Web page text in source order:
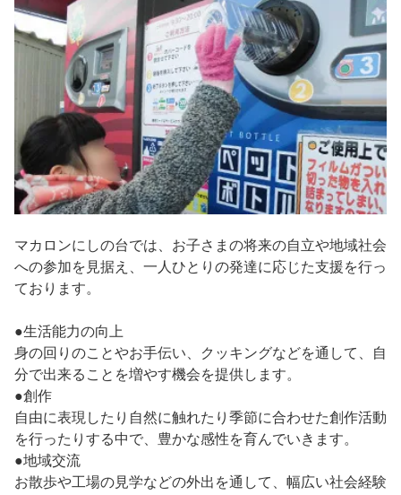
マカロンにしの台では、お子さまの将来の自立や地域社会
への参加を見据え、一人ひとりの発達に応じた支援を行っ
ております。
●生活能力の向上
身の回りのことやお手伝い、クッキングなどを通して、自
分で出来ることを増やす機会を提供します。
●創作
自由に表現したり自然に触れたり季節に合わせた創作活動
を行ったりする中で、豊かな感性を育んでいきます。
●地域交流
お散歩や工場の見学などの外出を通して、幅広い社会経験